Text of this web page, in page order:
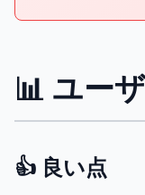
📊 ユー
👍 良い点